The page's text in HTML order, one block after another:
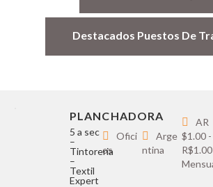
Destacados Puestos De
PLANCHADORA
5 a sec
–
Tintoreria
–
Textil
Expert
Ofici
os
Arge
ntina
AR
$1.00 -